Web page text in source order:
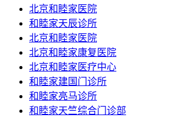
北京和睦家医院
和睦家天辰诊所
北京和睦家医院
北京和睦家康复医院
北京和睦家医疗中心
和睦家建国门诊所
和睦家亮马诊所
和睦家天竺综合门诊部